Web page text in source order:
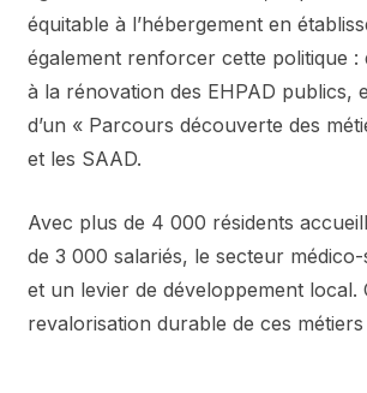
équitable à l’hébergement en
également renforcer cette politique :
à la rénovation des EHPAD publics,
d’un « Parcours découverte des
et les SAAD.
Avec plus de 4 000 résidents
de 3 000 salariés, le secteur
et un levier de développement
revalorisation durable de ces métiers